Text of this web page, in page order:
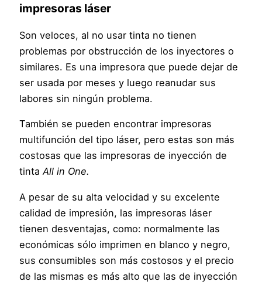
impresoras láser
Son veloces, al no usar tinta no tienen
problemas por obstrucción de los inyectores o
similares. Es una impresora que puede dejar de
ser usada por meses y luego reanudar sus
labores sin ningún problema.
También se pueden encontrar impresoras
multifunción del tipo láser, pero estas son más
costosas que las impresoras de inyección de
tintaAll in One.
A pesar de su alta velocidad y su excelente
calidad de impresión, las impresoras láser
tienen desventajas, como: normalmente las
económicas sólo imprimen en blanco y negro,
sus consumibles son más costosos y el precio
de las mismas es más alto que las de inyección